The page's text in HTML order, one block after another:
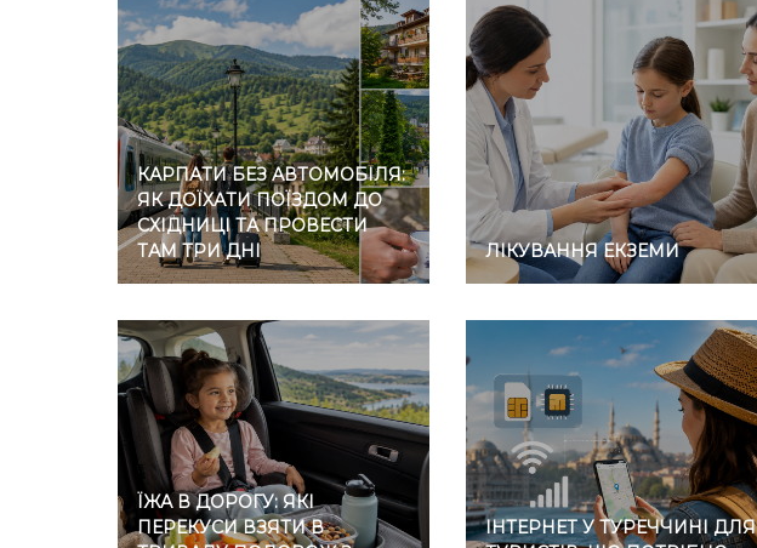
КАРПАТИ БЕЗ АВТОМОБІЛЯ:
ЯК ДОЇХАТИ ПОЇЗДОМ ДО
СХІДНИЦІ ТА ПРОВЕСТИ
ТАМ ТРИ ДНІ
ЛІКУВАННЯ ЕКЗЕМИ
ЇЖА В ДОРОГУ: ЯКІ
ПЕРЕКУСИ ВЗЯТИ В
ІНТЕРНЕТ У ТУРЕЧЧИНІ ДЛЯ